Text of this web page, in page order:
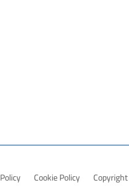
Cookie Policy Copyright